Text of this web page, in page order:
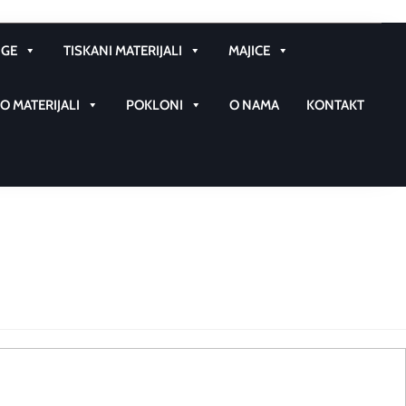
TISKANI MATERIJALI MAJICE
MATERIJALI POKLONI O NAMA KONTAKT